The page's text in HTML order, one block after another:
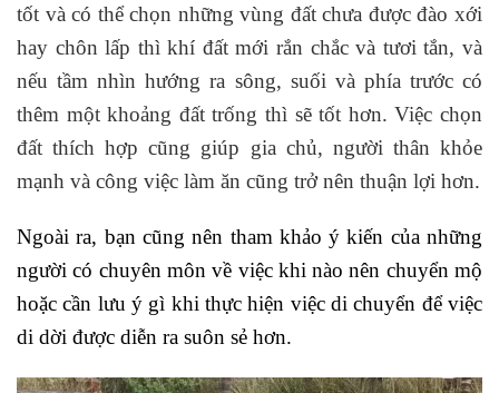
tốt và có thể chọn những vùng đất chưa được đào xới
hay chôn lấp thì khí đất mới rắn chắc và tươi tắn, và
nếu tầm nhìn hướng ra sông, suối và phía trước có
thêm một khoảng đất trống thì sẽ tốt hơn. Việc chọn
đất thích hợp cũng giúp gia chủ, người thân khỏe
mạnh và công việc làm ăn cũng trở nên thuận lợi hơn.
Ngoài ra, bạn cũng nên tham khảo ý kiến của những
người có chuyên môn về việc khi nào nên chuyển mộ
hoặc cần lưu ý gì khi thực hiện việc di chuyển để việc
di dời được diễn ra suôn sẻ hơn.